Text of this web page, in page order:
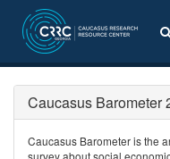
Caucasus Barometer
Caucasus Barometer is the
survey about social